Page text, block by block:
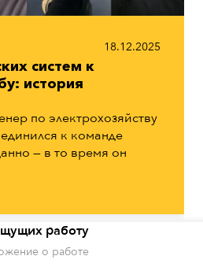
18.12.2025
систем к
история
по электрохозяйству
к команде
— в то время он
работу
о работе